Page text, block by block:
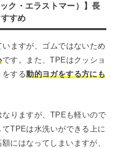
ク・エラストマー）】長
すめ
ますが、ゴムではないため
です。また、TPEはクッショ
をする動的ヨガをする方にも
りますが、TPEも軽いので
TPEは水洗いができる上に
にはなってしまいますが、